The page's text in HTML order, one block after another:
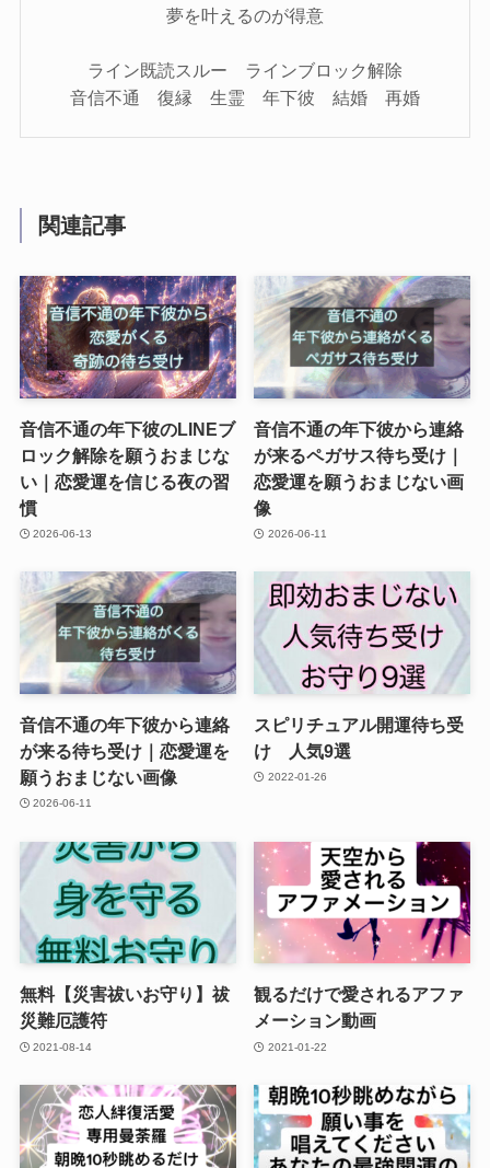
夢を叶えるのが得意
ライン既読スルー ラインブロック解除
音信不通 復縁 生霊 年下彼 結婚 再婚
関連記事
音信不通の年下彼のLINEブ
ロック解除を願うおまじな
い｜恋愛運を信じる夜の習
慣
2026-06-13
音信不通の年下彼から連絡
が来るペガサス待ち受け｜
恋愛運を願うおまじない画
像
2026-06-11
音信不通の年下彼から連絡
が来る待ち受け｜恋愛運を
願うおまじない画像
2026-06-11
スピリチュアル開運待ち受
け 人気9選
2022-01-26
無料【災害祓いお守り】祓
災難厄護符
2021-08-14
観るだけで愛されるアファ
メーション動画
2021-01-22